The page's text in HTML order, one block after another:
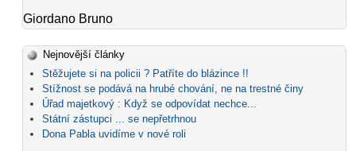
Giordano Bruno
Nejnovější články
Stěžujete si na policii ? Patříte do blázince !!
Stížnost se podává na hrubé chování, ne na trestné činy
Úřad majetkový : Když se odpovídat nechce...
Státní zástupci ... se nepřetrhnou
Dona Pabla uvidíme v nové roli